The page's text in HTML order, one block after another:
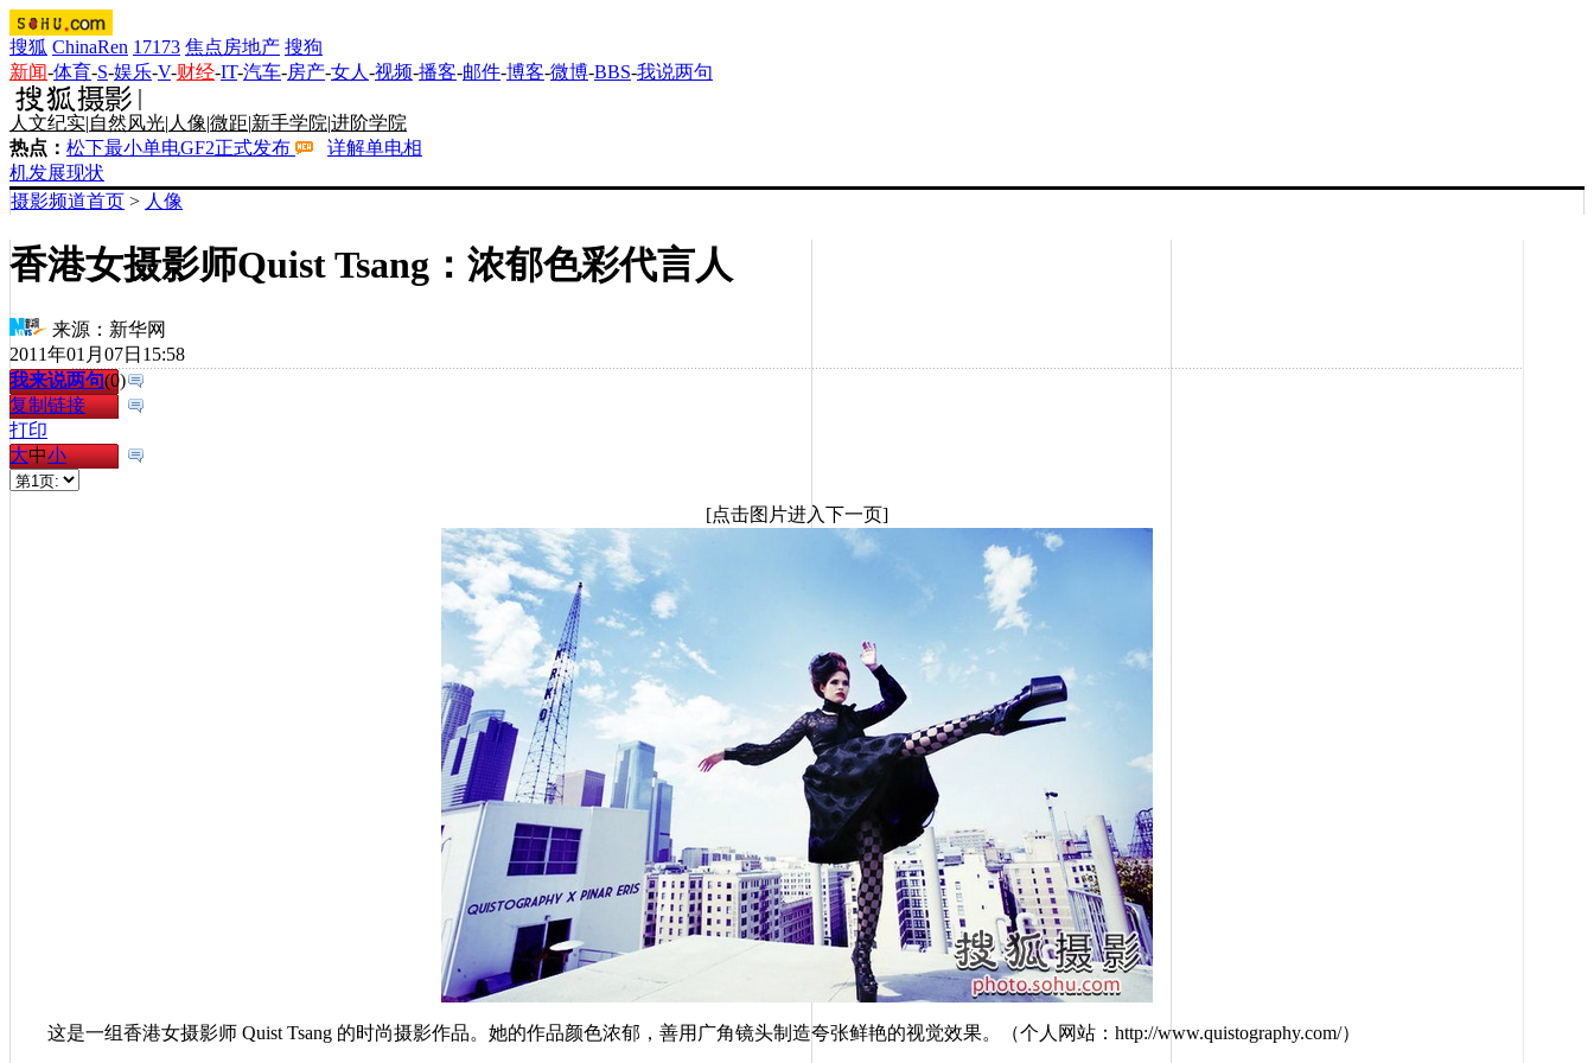
搜狐 ChinaRen 17173 焦点房地产 搜狗
新闻-体育-S-娱乐-V-财经-IT-汽车-房产-女人 -视频-播客-邮件-博客-微博-BBS-我说两句
人文纪实|自然风光| 人像|微距|新手学院|进阶学院
热点： 松下最小单电GF2正式发布
详解单电相
机发展现状
摄影频道首页 > 人像
香港女摄影师Quist Tsang：浓郁色彩代言人
来源： 新华网
2011年01月07日15:58
我来说两句(0)
复制链接
打印
大中小
[点击图片进入下一页]
这是一组香港女摄影师 Quist Tsang 的时尚摄影作品。她的作品颜色浓郁，善用广角镜头制造夸张鲜艳的视觉效果。（个人网站：http://www.quistography.com/）